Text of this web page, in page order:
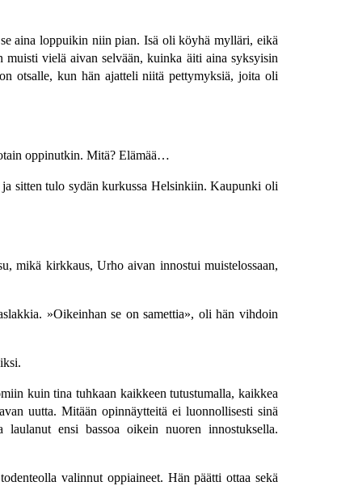
aina loppuikin niin pian. Isä oli köyhä mylläri, eikä
vielä aivan selvään, kuinka äiti aina syksyisin
otsalle, kun hän ajatteli niitä pettymyksiä, joita oli
oppinutkin. Mitä? Elämää…
sitten tulo sydän kurkussa Helsinkiin. Kaupunki oli
mikä kirkkaus, Urho aivan innostui muistelossaan,
»Oikeinhan se on samettia», oli hän vihdoin
kuin tina tuhkaan kaikkeen tutustumalla, kaikkea
uutta. Mitään opinnäytteitä ei luonnollisesti sinä
ensi bassoa oikein nuoren innostuksella.
valinnut oppiaineet. Hän päätti ottaa sekä